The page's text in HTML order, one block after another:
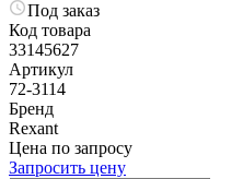
Под заказ
Код товара
33145627
Артикул
72-3114
Бренд
Rexant
Цена по запросу
Запросить цену